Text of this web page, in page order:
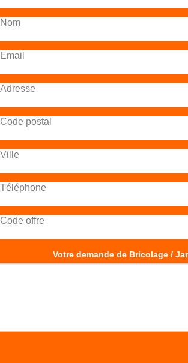
Nom
Email
Adresse
Code postal
Ville
Téléphone
Code offre
Votre demande de Bricolage /